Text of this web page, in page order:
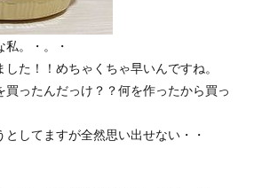
。・。・
た！！めちゃくちゃ早いんですね。
買ったんだっけ？？何を作ったから買っ
してますが全然思い出せない・・